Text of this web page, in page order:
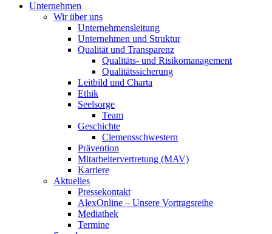
Unternehmen
Wir über uns
Unternehmensleitung
Unternehmen und Struktur
Qualität und Transparenz
Qualitäts- und Risikomanagement
Qualitätssicherung
Leitbild und Charta
Ethik
Seelsorge
Team
Geschichte
Clemensschwestern
Prävention
Mitarbeitervertretung (MAV)
Karriere
Aktuelles
Pressekontakt
AlexOnline – Unsere Vortragsreihe
Mediathek
Termine